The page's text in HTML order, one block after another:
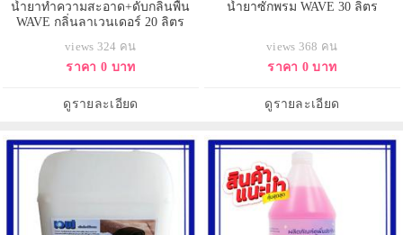
น้ำยาทำความสะอาด+ดับกลิ่นพื้น
WAVE กลิ่นลาเวนเดอร์ 20 ลิตร
views 324 คน
ราคา 0 บาท
ดูรายละเอียด
น้ำยาซักพรม WAVE 30 ลิตร
views 368 คน
ราคา 0 บาท
ดูรายละเอียด